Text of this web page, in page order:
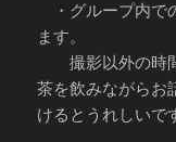
・グループ内で
ます。
撮影以外の時間
茶を飲みながらお
けるとうれしいで